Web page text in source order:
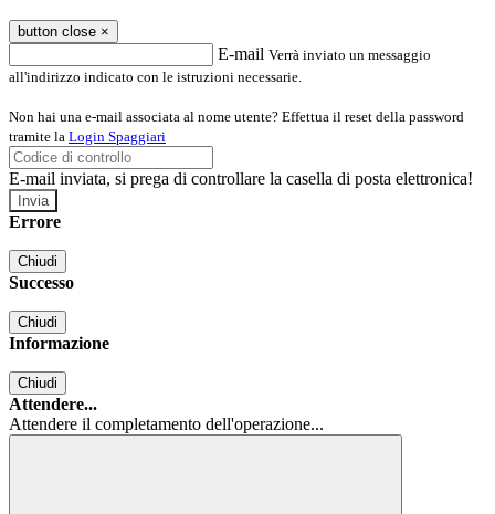
button close ×
E-mail Verrà inviato un messaggio
all'indirizzo indicato con le istruzioni necessarie.
Non hai una e-mail associata al nome utente? Effettua il reset della password
tramite la Login Spaggiari
E-mail inviata, si prega di controllare la casella di posta elettronica!
Errore
Chiudi
Successo
Chiudi
Informazione
Chiudi
Attendere...
Attendere il completamento dell'operazione...